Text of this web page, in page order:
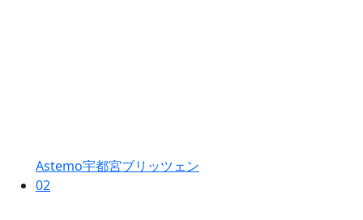
Astemo宇都宮ブリッツェン
02